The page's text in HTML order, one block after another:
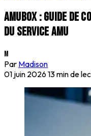
Amubox : guide de
du service AMU
M
Par Madison
01 juin 202613 min de